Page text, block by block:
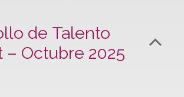
de Talento
– Octubre 2025